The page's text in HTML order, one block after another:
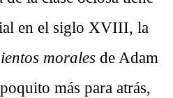
en el siglo XVIII, la
morales de Adam
más para atrás,